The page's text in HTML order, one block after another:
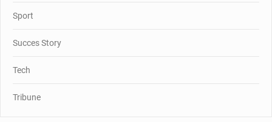
Sport
Succes Story
Tech
Tribune